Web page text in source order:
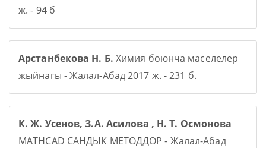
ж. - 94 б
Арстанбекова Н. Б. Химия боюнча маселелер
жыйнагы - Жалал-Абад 2017 ж. - 231 б.
К. Ж. Усенов, З.А. Асилова , Н. Т. Осмонова
MATHCAD САНДЫК МЕТОДДОР - Жалал-Абад